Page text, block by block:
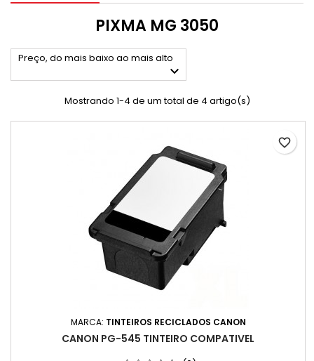
PIXMA MG 3050
Preço, do mais baixo ao mais alto

Mostrando 1-4 de um total de 4 artigo(s)
MARCA: TINTEIROS RECICLADOS CANON
CANON PG-545 TINTEIRO COMPATIVEL
favorite_border